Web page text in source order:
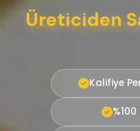
Üreticiden
Kalifiye